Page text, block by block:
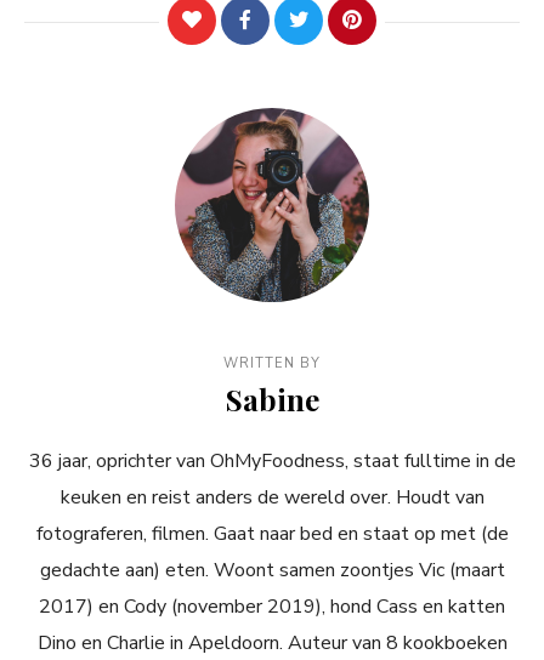
WRITTEN BY
Sabine
36 jaar, oprichter van OhMyFoodness, staat fulltime in de
keuken en reist anders de wereld over. Houdt van
fotograferen, filmen. Gaat naar bed en staat op met (de
gedachte aan) eten. Woont samen zoontjes Vic (maart
2017) en Cody (november 2019), hond Cass en katten
Dino en Charlie in Apeldoorn. Auteur van 8 kookboeken